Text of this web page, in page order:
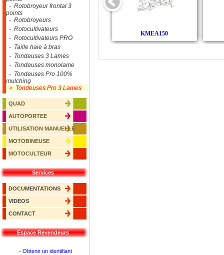
- Rotobroyeur frontal 3
points
- Rotobroyeurs
- Rotocultivateurs
- Rotocultivateurs PRO
- Taille haie à bras
- Tondeuses 3 Lames
- Tondeuses monolame
- Tondeuses Pro 100%
mulching
> Tondeuses Pro 3 Lames
QUAD
AUTOPORTEE
UTILISATION MANUELLE
MOTOBINEUSE
MOTOCULTEUR
Services
DOCUMENTATIONS
VIDEOS
CONTACT
Espace Revendeurs
- Obtenir un identifiant
KMEA150